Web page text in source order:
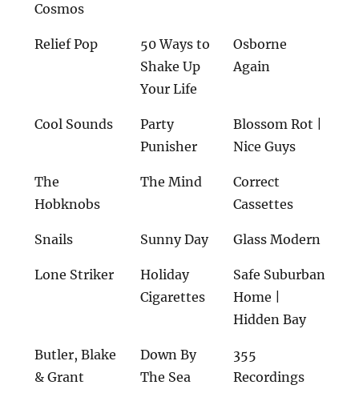
Cosmos
Relief Pop
50 Ways to
Shake Up
Your Life
Osborne
Again
Cool Sounds
Party
Punisher
Blossom Rot |
Nice Guys
The
Hobknobs
The Mind
Correct
Cassettes
Snails Sunny Day Glass Modern
Lone Striker
Holiday
Cigarettes
Safe Suburban
Home |
Hidden Bay
Butler, Blake
& Grant
Down By
The Sea
355
Recordings